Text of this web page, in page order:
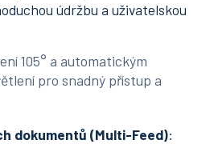
údržbu a uživatelskou
a automatickým
pro snadný přístup a
dokumentů (Multi-Feed):